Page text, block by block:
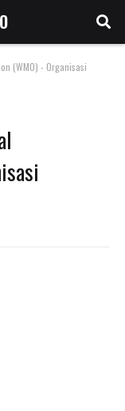
(WMO) - Organisasi